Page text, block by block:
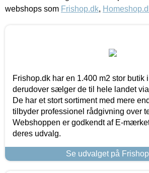
webshops som Frishop.dk,
Frishop.dk har en 1.400 m2 stor butik
derudover sælger de til hele landet
De har et stort sortiment med mere
tilbyder professionel rådgivning over
Webshoppen er godkendt af E-
deres udvalg.
Se udvalget på